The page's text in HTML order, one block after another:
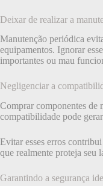
Deixar de realizar a
Manutenção periódica
equipamentos. Ignorar
importantes ou mau
Negligenciar a
Comprar componentes de
compatibilidade pode
Evitar esses erros
que realmente proteja seu
Garantindo a segurança